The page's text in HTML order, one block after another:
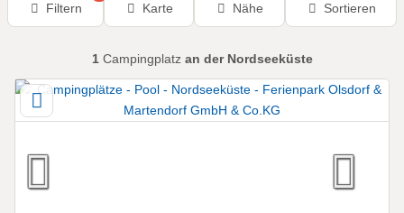
Filtern Karte Nähe Sortieren
1Campingplatz an der Nordseeküste